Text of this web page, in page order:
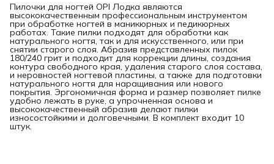
Пилочки для ногтей OPI Лодка являются
высококачественным профессиональным инструментом
при обработке ногтей в маникюрных и педикюрных
работах. Такие пилки подходят для обработки как
натурального ногтя, так и для искусственного, или при
снятии старого слоя. Абразив представленных пилок
180/240 грит и подходит для коррекции длины, создания
контура свободного края, удаления старого слоя состава,
и неровностей ногтевой пластины, а также для подготовки
натурального ногтя для наращивания или нового
покрытия. Эргономичная форма и размер позволяет пилке
удобно лежать в руке, а упрочненная основа и
высококачественный абразив делают пилки
износостойкими и долговечными. В комплект входит 10
штук.